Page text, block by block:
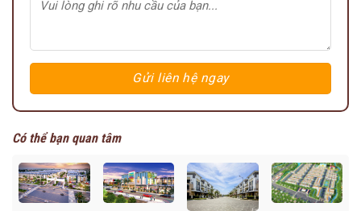
Có thể bạn quan tâm